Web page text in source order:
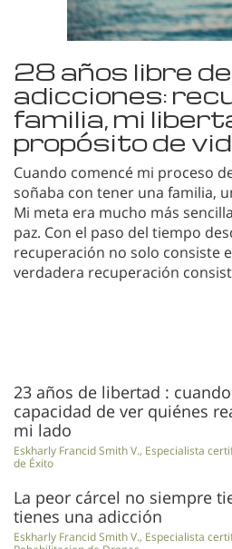
28 años libre
adicciones:
familia, mi
propósito de
Cuando comencé mi proceso
soñaba con tener una familia,
Mi meta era mucho más
paz. Con el paso del tiempo
recuperación no solo consiste
verdadera recuperación
23 años de libertad :
capacidad de ver quiénes
mi lado
Eskharly Francid Smith V., Especialista
de Éxito
La peor cárcel no siempre
tienes una adicción
Eskharly Francid Smith V., Especialista